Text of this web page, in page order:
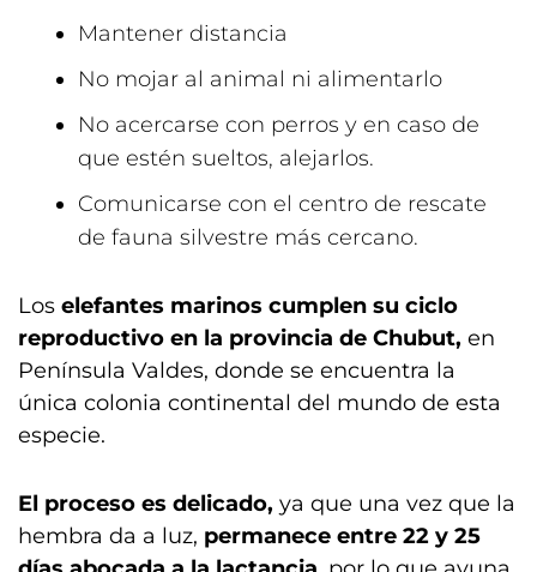
Mantener distancia
No mojar al animal ni alimentarlo
No acercarse con perros y en caso de
que estén sueltos, alejarlos.
Comunicarse con el centro de rescate
de fauna silvestre más cercano.
Los elefantes marinos cumplen su ciclo
reproductivo en la provincia de Chubut, en
Península Valdes, donde se encuentra la
única colonia continental del mundo de esta
especie.
El proceso es delicado, ya que una vez que la
hembra da a luz, permanece entre 22 y 25